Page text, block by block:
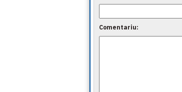
Comentariu: